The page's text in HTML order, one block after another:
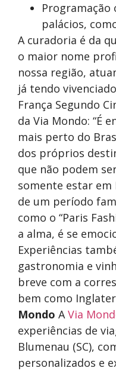
Programação
palácios,
A curadoria é da
o maior nome
nossa região,
já tendo
França Segundo
da Via Mondo: “É
mais perto do
dos próprios
que não podem
somente estar
de um período
como o “Paris
a alma, é se
Experiências
gastronomia e
breve com a
bem como
Mondo AVia
experiências de
Blumenau (SC),
personalizados e